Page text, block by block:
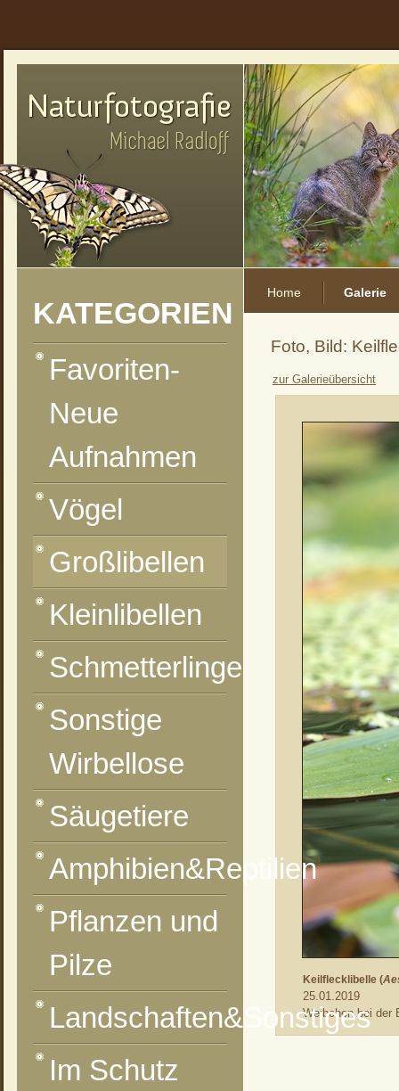
Home Galerie
Foto, Bild:
zur Galerieübersicht
vorheriges Foto
zur Kategorie-Übersicht
nächstes Foto
Keilflecklibelle (
25.01.2019
Weibchen bei der
vorheriges Foto
KATEGORIEN
Favoriten-
Neue
Aufnahmen
Vögel
Großlibellen
Kleinlibellen
Schmetterlinge
Sonstige
Wirbellose
Säugetiere
Amphibien&Reptilien
Pflanzen und
Pilze
Landschaften&Sonstiges
Im Schutz